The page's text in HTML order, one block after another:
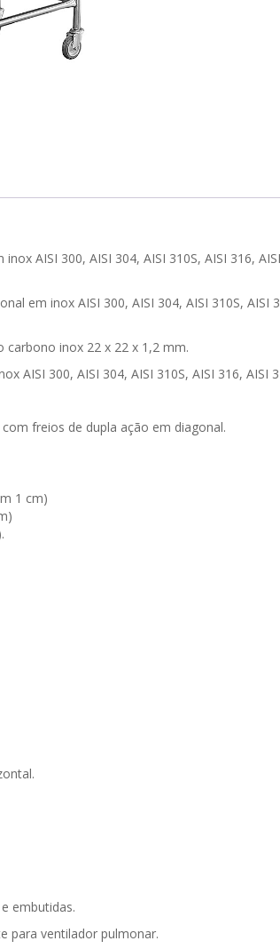
AISI 300, AISI 304, AISI 310S, AISI 316,
em inox AISI 300, AISI 304, AISI 310S, AISI
inox 22 x 22 x 1,2 mm.
AISI 300, AISI 304, AISI 310S, AISI 316, AISI
freios de dupla ação em diagonal.
1 cm)
embutidas.
para ventilador pulmonar.